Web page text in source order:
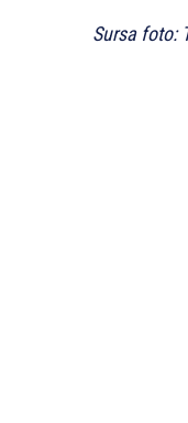
Sursa foto: